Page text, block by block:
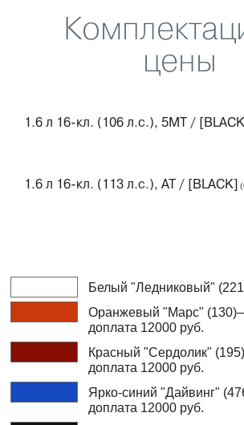
цены
1.6 л 16-кл. (106 л.с.), 5МТ / [BLACK]
1.6 л 16-кл. (113 л.с.), АТ / [BLACK]
Белый "Ледниковый"
Оранжевый "Марс"
доплата 12000 руб.
Красный "Сердолик"
доплата 12000 руб.
Ярко-синий "Дайвинг"
доплата 12000 руб.